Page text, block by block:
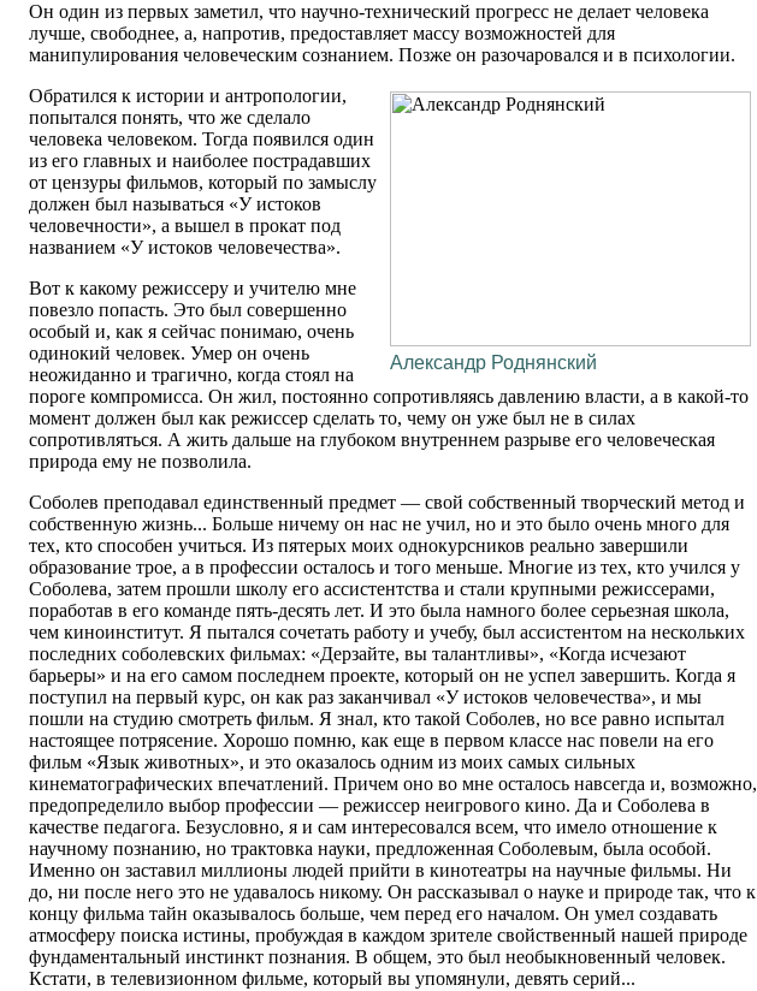
Он один из первых заметил, что научно-технический прогресс не делает человека
лучше, свободнее, а, напротив, предоставляет массу возможностей для
манипулирования человеческим сознанием. Позже он разочаровался и в психологии.
Александр Роднянский
Обратился к истории и антропологии,
попытался понять, что же сделало
человека человеком. Тогда появился один
из его главных и наиболее пострадавших
от цензуры фильмов, который по замыслу
должен был называться «У истоков
человечности», а вышел в прокат под
названием «У истоков человечества».
Вот к какому режиссеру и учителю мне
повезло попасть. Это был совершенно
особый и, как я сейчас понимаю, очень
одинокий человек. Умер он очень
неожиданно и трагично, когда стоял на
пороге компромисса. Он жил, постоянно сопротивляясь давлению власти, а в какой-то
момент должен был как режиссер сделать то, чему он уже был не в силах
сопротивляться. А жить дальше на глубоком внутреннем разрыве его человеческая
природа ему не позволила.
Соболев преподавал единственный предмет — свой собственный творческий метод и
собственную жизнь... Больше ничему он нас не учил, но и это было очень много для
тех, кто способен учиться. Из пятерых моих однокурсников реально завершили
образование трое, а в профессии осталось и того меньше. Многие из тех, кто учился у
Соболева, затем прошли школу его ассистентства и стали крупными режиссерами,
поработав в его команде пять-десять лет. И это была намного более серьезная школа,
чем киноинститут. Я пытался сочетать работу и учебу, был ассистентом на нескольких
последних соболевских фильмах: «Дерзайте, вы талантливы», «Когда исчезают
барьеры» и на его самом последнем проекте, который он не успел завершить. Когда я
поступил на первый курс, он как раз заканчивал «У истоков человечества», и мы
пошли на студию смотреть фильм. Я знал, кто такой Соболев, но все равно испытал
настоящее потрясение. Хорошо помню, как еще в первом классе нас повели на его
фильм «Язык животных», и это оказалось одним из моих самых сильных
кинематографических впечатлений. Причем оно во мне осталось навсегда и, возможно,
предопределило выбор профессии — режиссер неигрового кино. Да и Соболева в
качестве педагога. Безусловно, я и сам интересовался всем, что имело отношение к
научному познанию, но трактовка науки, предложенная Соболевым, была особой.
Именно он заставил миллионы людей прийти в кинотеатры на научные фильмы. Ни
до, ни после него это не удавалось никому. Он рассказывал о науке и природе так, что к
концу фильма тайн оказывалось больше, чем перед его началом. Он умел создавать
атмосферу поиска истины, пробуждая в каждом зрителе свойственный нашей природе
фундаментальный инстинкт познания. В общем, это был необыкновенный человек.
Кстати, в телевизионном фильме, который вы упомянули, девять серий...